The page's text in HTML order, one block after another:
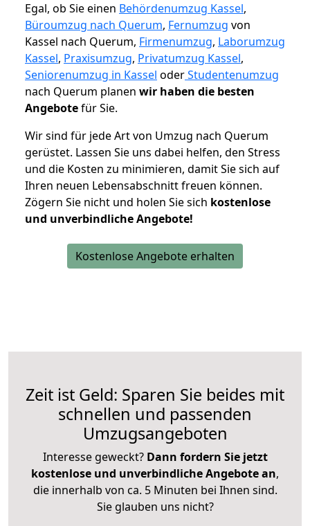
Egal, ob Sie einen Behördenumzug Kassel,
Büroumzug nach Querum, Fernumzug von
Kassel nach Querum, Firmenumzug, Laborumzug
Kassel, Praxisumzug, Privatumzug Kassel,
Seniorenumzug in Kassel oderStudentenumzug
nach Querum planen wir haben die besten
Angebotefür Sie.
Wir sind für jede Art von Umzug nach Querum
gerüstet. Lassen Sie uns dabei helfen, den Stress
und die Kosten zu minimieren, damit Sie sich auf
Ihren neuen Lebensabschnitt freuen können.
Zögern Sie nicht und holen Sie sich kostenlose
und unverbindliche Angebote!
Kostenlose Angebote erhalten
Zeit ist Geld: Sparen Sie beides mit
schnellen und passenden
Umzugsangeboten
Interesse geweckt? Dann fordern Sie jetzt
kostenlose und unverbindliche Angebote an,
die innerhalb von ca. 5 Minuten bei Ihnen sind.
Sie glauben uns nicht?